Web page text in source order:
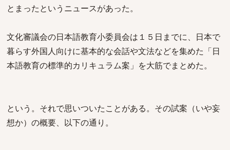
とまったというニュースがあった。
文化審議会の日本語教育小委員会は１５日までに、日本で
暮らす外国人向けに基本的な会話や文法などを集めた「日
本語教育の標準的カリキュラム案」を大筋でまとめた。
という。それで思いついたことがある。その試案（いや妄
想か）の概要、以下の通り。